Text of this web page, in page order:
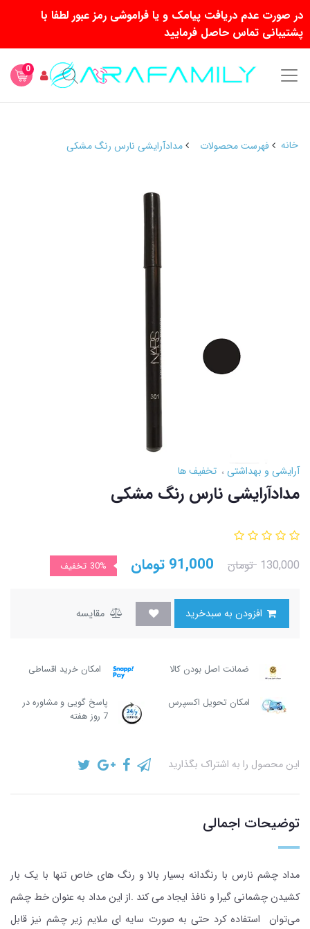
در صورت عدم دریافت پیامک و یا فراموشی رمز عبور لطفا با
پشتیبانی تماس حاصل فرمایید
0
خانه فهرست محصولات مدادآرایشی نارس رنگ مشکی
آرایشی و بهداشتی تخفیف ها
مدادآرایشی نارس رنگ مشکی
130,000 تومان 91,000 تومان 30% تخفیف
مقایسه
ضمانت اصل بودن کالا امکان خرید اقساطی
امکان تحویل اکسپرس
پاسخ گویی و مشاوره در
7 روز هفته
این محصول را به اشتراک بگذارید
توضیحات اجمالی
مداد چشم نارس با رنگدانه بسیار بالا و رنگ های خاص تنها با یک بار
کشیدن چشمانی گیرا و نافذ ایجاد می کند .از این مداد به عنوان خط چشم
می‌توان استفاده کرد حتی به صورت سایه‌ ای ملایم زیر چشم نیز قابل